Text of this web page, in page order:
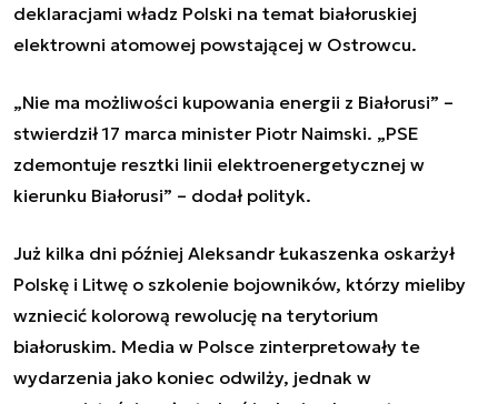
deklaracjami władz Polski na temat białoruskiej
elektrowni atomowej powstającej w Ostrowcu.
„Nie ma możliwości kupowania energii z Białorusi” –
stwierdził 17 marca minister Piotr Naimski. „PSE
zdemontuje resztki linii elektroenergetycznej w
kierunku Białorusi” – dodał polityk.
Już kilka dni później Aleksandr Łukaszenka oskarżył
Polskę i Litwę o szkolenie bojowników, którzy mieliby
wzniecić kolorową rewolucję na terytorium
białoruskim. Media w Polsce zinterpretowały te
wydarzenia jako koniec odwilży, jednak w